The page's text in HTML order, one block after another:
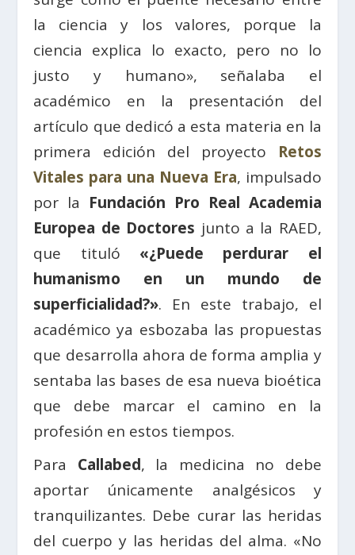
la ciencia y los valores, porque la
ciencia explica lo exacto, pero no lo
justo y humano», señalaba el
académico en la presentación del
artículo que dedicó a esta materia en la
primera edición del proyecto Retos
Vitales para una Nueva Era, impulsado
por la Fundación Pro Real Academia
Europea de Doctores junto a la RAED,
que tituló «¿Puede perdurar el
humanismo en un mundo de
superficialidad?». En este trabajo, el
académico ya esbozaba las propuestas
que desarrolla ahora de forma amplia y
sentaba las bases de esa nueva bioética
que debe marcar el camino en la
profesión en estos tiempos.
Para Callabed, la medicina no debe
aportar únicamente analgésicos y
tranquilizantes. Debe curar las heridas
del cuerpo y las heridas del alma. «No